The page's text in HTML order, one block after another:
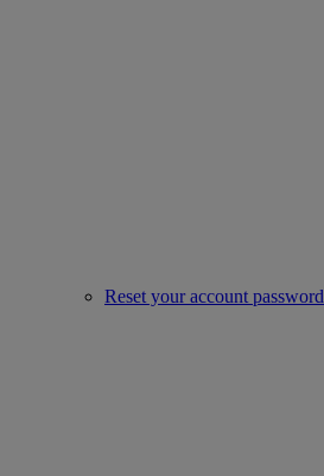
Reset your account password